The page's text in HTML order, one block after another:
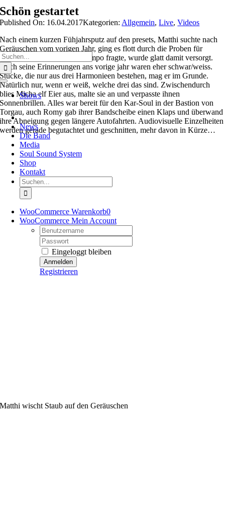
Zum
Inhalt
springen
Toggle
Navigation
Shows
News
Die Band
Media
Soul Sound System
Shop
Kontakt
Suche
nach:
WooCommerce Warenkorb0
WooCommerce Mein Account
Username:
Password:
Eingeloggt bleiben
Registrieren
Schön gestartet
Published On: 16.04.2017Kategorien: Allgemein,Live,Videos
Nach einem kurzen Fühjahrsputz auf den presets, Matthi suchte nach
Geräuschen vom vorigen Jahr, ging es flott durch die Proben für
Torgau. Olaf, der nach’m Tempo fragte, wurde glatt damit versorgt.
Auch seine Erinnerungen ans vorige jahr waren eher schwar/weiss.
Stücke, die nur aus drei Harmonieen bestehen, mag er im Grunde.
Natürlich nur, wenn er weiß, welche drei das sind. Zwischendurch
blies Micha elf Eier aus, malte sie an und verpasste ihnen
Sonnenbrillen. Alles war bereit für den Kar-Soul in der Bastion von
Torgau, auch Romy gab ihrer Bandscheibe einen Klaps und überwand
ihre Abneigung gegen längere Autofahrten. Audiovisuelle Einzelheiten
werden gerade begutachtet und geschnitten, mehr davon in Kürze…
Matthi wischt Staub auf den Geräuschen